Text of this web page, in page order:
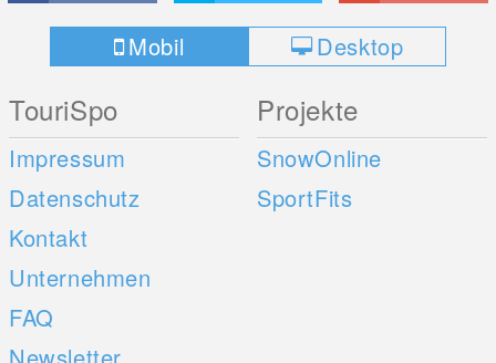
Mobil Desktop
TouriSpo
Impressum
Datenschutz
Kontakt
Unternehmen
FAQ
Projekte
SnowOnline
SportFits